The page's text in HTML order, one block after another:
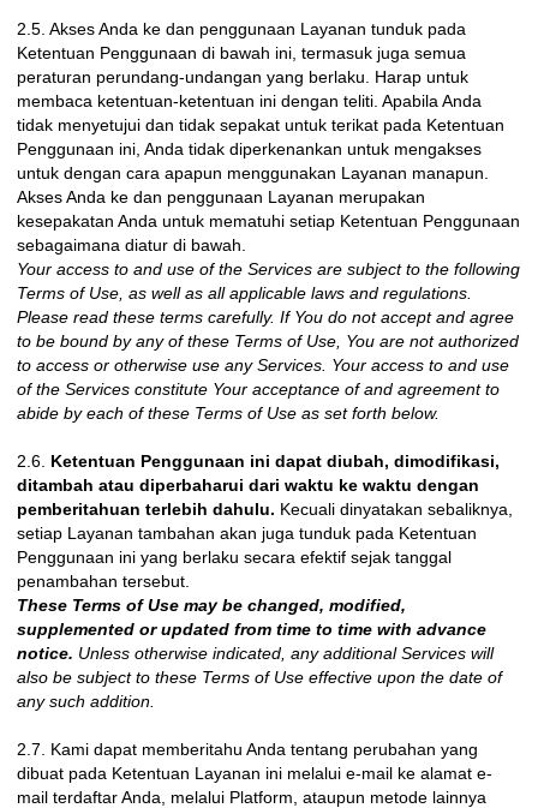
2.5. Akses Anda ke dan penggunaan Layanan tunduk pada
Ketentuan Penggunaan di bawah ini, termasuk juga semua
peraturan perundang-undangan yang berlaku. Harap untuk
membaca ketentuan-ketentuan ini dengan teliti. Apabila Anda
tidak menyetujui dan tidak sepakat untuk terikat pada Ketentuan
Penggunaan ini, Anda tidak diperkenankan untuk mengakses
untuk dengan cara apapun menggunakan Layanan manapun.
Akses Anda ke dan penggunaan Layanan merupakan
kesepakatan Anda untuk mematuhi setiap Ketentuan Penggunaan
sebagaimana diatur di bawah.
Your access to and use of the Services are subject to the following
Terms of Use, as well as all applicable laws and regulations.
Please read these terms carefully. If You do not accept and agree
to be bound by any of these Terms of Use, You are not authorized
to access or otherwise use any Services. Your access to and use
of the Services constitute Your acceptance of and agreement to
abide by each of these Terms of Use as set forth below.
2.6. Ketentuan Penggunaan ini dapat diubah, dimodifikasi,
ditambah atau diperbaharui dari waktu ke waktu dengan
pemberitahuan terlebih dahulu. Kecuali dinyatakan sebaliknya,
setiap Layanan tambahan akan juga tunduk pada Ketentuan
Penggunaan ini yang berlaku secara efektif sejak tanggal
penambahan tersebut.
These Terms of Use may be changed, modified,
supplemented or updated from time to time with advance
notice. Unless otherwise indicated, any additional Services will
also be subject to these Terms of Use effective upon the date of
any such addition.
2.7. Kami dapat memberitahu Anda tentang perubahan yang
dibuat pada Ketentuan Layanan ini melalui e-mail ke alamat e-
mail terdaftar Anda, melalui Platform, ataupun metode lainnya